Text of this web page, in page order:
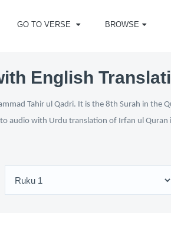
GO TO VERSE BROWSE
English
Tahir ul Qadri. It is the 8th Surah in the
audio with Urdu translation of Irfan ul Quran